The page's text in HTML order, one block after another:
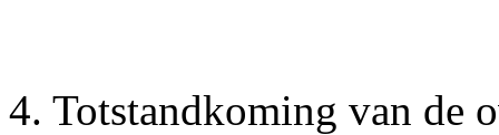
4. Totstandkoming van de